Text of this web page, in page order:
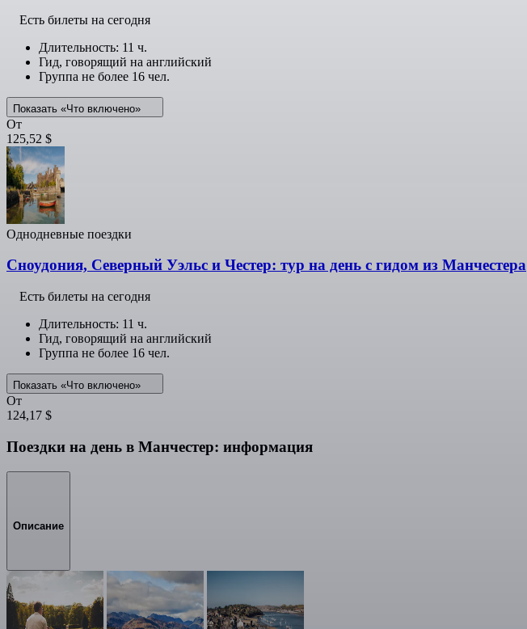
Есть билеты на сегодня
Длительность: 11 ч.
Гид, говорящий на английский
Группа не более 16 чел.
Показать «Что включено»
От
125,52 $
Однодневные поездки
Сноудония, Северный Уэльс и Честер: тур на день с гидом из Манчестера
Есть билеты на сегодня
Длительность: 11 ч.
Гид, говорящий на английский
Группа не более 16 чел.
Показать «Что включено»
От
124,17 $
Поездки на день в Манчестер: информация
Описание